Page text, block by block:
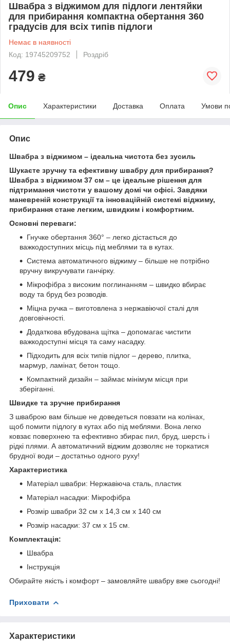
Швабра з віджимом для підлоги лентяйки
для прибирання компактна обертання 360
градусів для всіх типів підлоги
Немає в наявності
Код: 19745209752
Роздріб
479 ₴
Опис Характеристики Доставка Оплата Умови
Опис
Швабра з віджимом – ідеальна чистота без зусиль
Шукаєте зручну та ефективну швабру для прибирання?
Швабра з віджимом 37 см – це ідеальне рішення для
підтримання чистоти у вашому домі чи офісі. Завдяки
маневреній конструкції та інноваційній системі віджиму,
прибирання стане легким, швидким і комфортним.
Основні переваги:
Гнучке обертання 360° – легко дістається до
важкодоступних місць під меблями та в кутах.
Система автоматичного віджиму – більше не потрібно
вручну викручувати ганчірку.
Мікрофібра з високим поглинанням – швидко вбирає
воду та бруд без розводів.
Міцна ручка – виготовлена з нержавіючої сталі для
довговічності.
Додаткова вбудована щітка – допомагає чистити
важкодоступні місця та саму насадку.
Підходить для всіх типів підлог – дерево, плитка,
мармур, ламінат, бетон тощо.
Компактний дизайн – займає мінімум місця при
зберіганні.
Швидке та зручне прибирання
З шваброю вам більше не доведеться повзати на колінах,
щоб помити підлогу в кутах або під меблями. Вона легко
ковзає поверхнею та ефективно збирає пил, бруд, шерсть і
рідкі плями. А автоматичний віджим дозволяє не торкатися
брудної води – достатньо одного руху!
Характеристика
Матеріал швабри: Нержавіюча сталь, пластик
Матеріал насадки: Мікрофібра
Розмір швабри 32 см х 14,3 см х 140 см
Розмір насадки: 37 см х 15 см.
Комплектація:
Швабра
Інструкція
Обирайте якість і комфорт – замовляйте швабру вже сьогодні!
Приховати
Характеристики